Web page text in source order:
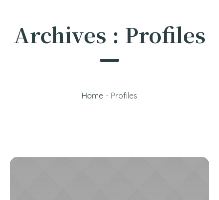
Archives : Profiles
Home - Profiles